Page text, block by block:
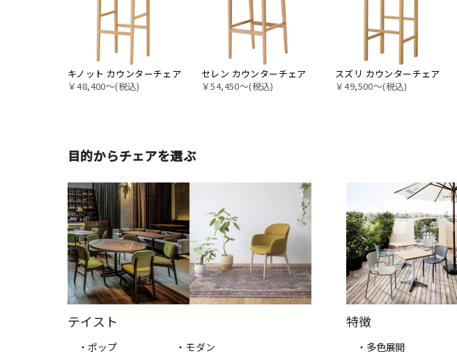
キノット カウンターチェア
￥48,400〜(税込)
セレン カウンターチェア
￥54,450〜(税込)
スズリ カウンターチェア
￥49,500〜(税込)
目的からチェアを選ぶ
テイスト
・ポップ
・モダン
特徴
・多色展開